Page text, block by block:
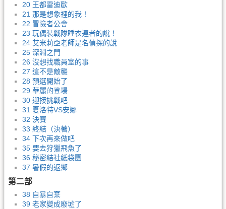
20 王都雷迪歐
21 那是想象裡的我！
22 冒險者公會
23 玩偶裝戰隊睡衣連者的說！
24 艾米莉亞老師是名偵探的說
25 深淵之門
26 沒想找職員室的事
27 這不是敵襲
28 預選開始了
29 華麗的登場
30 迎接挑戰吧
31 夏洛特VS安娜
32 決賽
33 終結（決著）
34 下次再來做吧
35 要去狩獵飛魚了
36 秘密結社紙袋團
37 暑假的返鄉
第二部
38 自暴自棄
39 老家變成廢墟了